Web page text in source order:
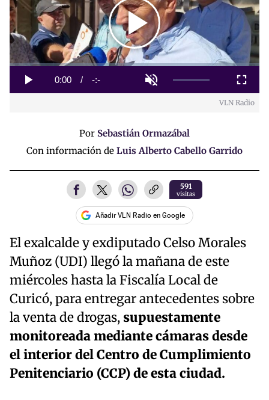
Play
Video
Play Unmute
Current
0:00 / Duration
-:-
Loaded:
Fullscreen
VLN Radio
Por Sebastián Ormazábal
Con información de Luis Alberto Cabello Garrido
591
visitas
Añadir VLN Radio en Google
El exalcalde y exdiputado Celso Morales
Muñoz (UDI) llegó la mañana de este
miércoles hasta la Fiscalía Local de
Curicó, para entregar antecedentes sobre
la venta de drogas, supuestamente
monitoreada mediante cámaras desde
el interior del Centro de Cumplimiento
Penitenciario (CCP) de esta ciudad.